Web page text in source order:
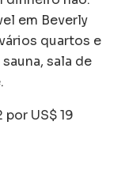
em Beverly
quartos e
sala de
US$ 19